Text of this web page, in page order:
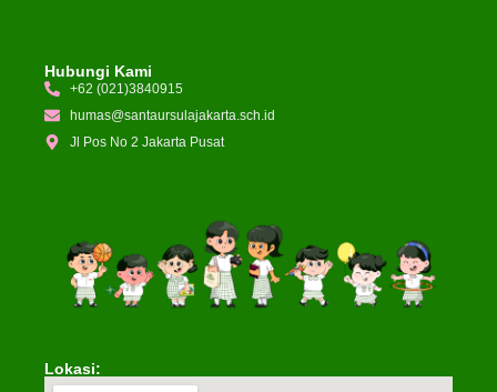
Hubungi Kami
+62 (021)3840915
humas@santaursulajakarta.sch.id
Jl Pos No 2 Jakarta Pusat
Lokasi: